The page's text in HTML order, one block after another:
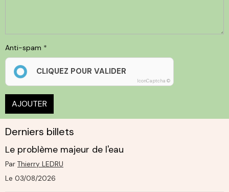
Anti-spam
CLIQUEZ POUR VALIDER
IconCaptcha ©
AJOUTER
Derniers billets
Le problème majeur de l'eau
Par Thierry LEDRU
Le 03/08/2026